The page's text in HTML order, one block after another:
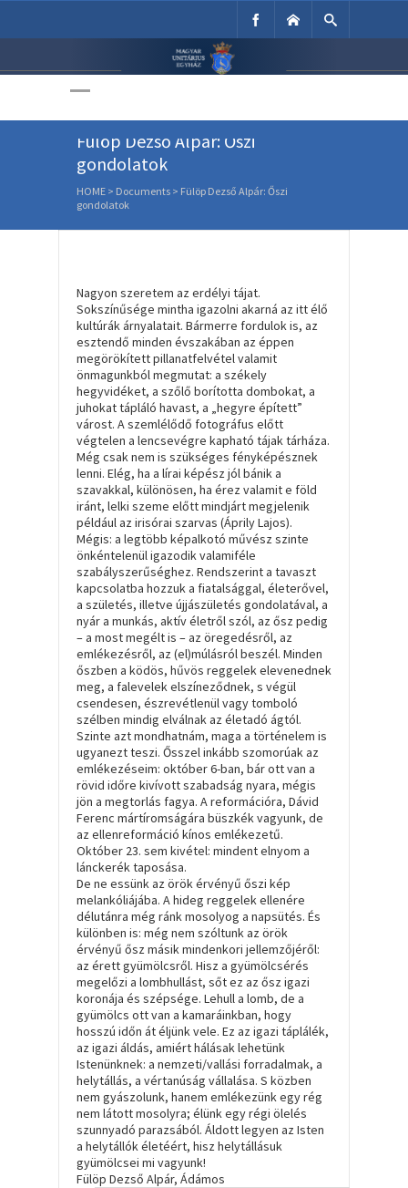
Unitárius Egyház
Fülöp Dezső Alpár: Őszi
gondolatok
HOME > Documents > Fülöp Dezső Alpár: Őszi
gondolatok
Nagyon szeretem az erdélyi tájat.
Sokszínűsége mintha igazolni akarná az itt élő
kultúrák árnyalatait. Bármerre fordulok is, az
esztendő minden évszakában az éppen
megörökített pillanatfelvétel valamit
önmagunkból megmutat: a székely
hegyvidéket, a szőlő borította dombokat, a
juhokat tápláló havast, a „hegyre épített”
várost. A szemlélődő fotográfus előtt
végtelen a lencsevégre kapható tájak tárháza.
Még csak nem is szükséges fényképésznek
lenni. Elég, ha a lírai képész jól bánik a
szavakkal, különösen, ha érez valamit e föld
iránt, lelki szeme előtt mindjárt megjelenik
például azirisórai szarvas (Áprily Lajos).
Mégis: a legtöbb képalkotó művész szinte
önkéntelenül igazodik valamiféle
szabályszerűséghez. Rendszerint a tavaszt
kapcsolatba hozzuk a fiatalsággal, életerővel,
a születés, illetve újjászületés gondolatával, a
nyár a munkás, aktív életről szól, az ősz pedig
– a most megélt is – az öregedésről, az
emlékezésről, az (el)múlásról beszél. Minden
őszben a ködös, hűvös reggelek elevenednek
meg, a falevelek elszíneződnek, s végül
csendesen, észrevétlenül vagy tomboló
szélben mindig elválnak az életadó ágtól.
Szinte azt mondhatnám, maga a történelem is
ugyanezt teszi. Ősszel inkább szomorúak az
emlékezéseim: október 6-ban, bár ott van a
rövid időre kivívott szabadság nyara, mégis
jön a megtorlás fagya. A reformációra, Dávid
Ferenc mártíromságára büszkék vagyunk, de
az ellenreformáció kínos emlékezetű.
Október 23. sem kivétel: mindent elnyom a
lánckerék taposása.
De ne essünk az örök érvényű őszi kép
melankóliájába. A hideg reggelek ellenére
délutánra még ránk mosolyog a napsütés. És
különben is: még nem szóltunk az örök
érvényű ősz másik mindenkori jellemzőjéről:
az érett gyümölcsről. Hisz a gyümölcsérés
megelőzi a lombhullást, sőt ez az ősz igazi
koronája és szépsége. Lehull a lomb, de a
gyümölcs ott van a kamaráinkban, hogy
hosszú időn át éljünk vele. Ez az igazi táplálék,
az igazi áldás, amiért hálásak lehetünk
Istenünknek: a nemzeti/vallási forradalmak, a
helytállás, a vértanúság vállalása. S közben
nem gyászolunk, hanem emlékezünk egy rég
nem látott mosolyra; élünk egy régi ölelés
szunnyadó parazsából. Áldott legyen az Isten
a helytállók életéért, hisz helytállásuk
gyümölcsei mi vagyunk!
Fülöp Dezső Alpár, Ádámos